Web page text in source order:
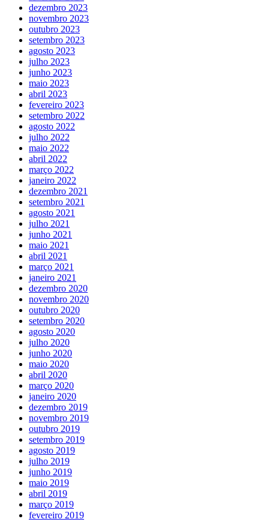
dezembro 2023
novembro 2023
outubro 2023
setembro 2023
agosto 2023
julho 2023
junho 2023
maio 2023
abril 2023
fevereiro 2023
setembro 2022
agosto 2022
julho 2022
maio 2022
abril 2022
março 2022
janeiro 2022
dezembro 2021
setembro 2021
agosto 2021
julho 2021
junho 2021
maio 2021
abril 2021
março 2021
janeiro 2021
dezembro 2020
novembro 2020
outubro 2020
setembro 2020
agosto 2020
julho 2020
junho 2020
maio 2020
abril 2020
março 2020
janeiro 2020
dezembro 2019
novembro 2019
outubro 2019
setembro 2019
agosto 2019
julho 2019
junho 2019
maio 2019
abril 2019
março 2019
fevereiro 2019